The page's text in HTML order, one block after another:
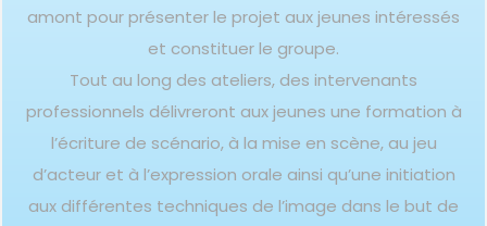
amont pour présenter le projet aux jeunes intéressés
et constituer le groupe.
Tout au long des ateliers, des intervenants
professionnels délivreront aux jeunes une formation à
l’écriture de scénario, à la mise en scène, au jeu
d’acteur et à l’expression orale ainsi qu’une initiation
aux différentes techniques de l’image dans le but de